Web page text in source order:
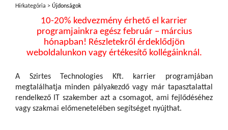
Hírkategória > Újdonságok
10-20% kedvezmény érhető el karrier
programjainkra egész február – március
hónapban! Részletekről érdeklődjön
weboldalunkon vagy értékesítő kollégáinknál.
A Szirtes Technologies Kft. karrier programjában
megtalálhatja minden pályakezdő vagy már tapasztalattal
rendelkező IT szakember azt a csomagot, ami fejlődéséhez
vagy szakmai előmenetelében segítséget nyújthat.